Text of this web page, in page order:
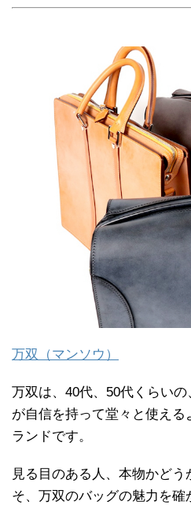
万双（マンソウ）
万双は、40代、50代くらい
が自信を持って堂々と使え
ランドです。
見る目のある人、本物かど
そ、万双のバッグの魅力を確